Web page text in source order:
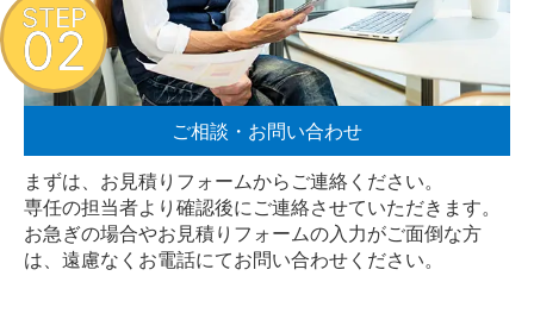
ご相談・お問い合わせ
まずは、お見積りフォームからご連絡ください。
専任の担当者より確認後にご連絡させていただきます。
お急ぎの場合やお見積りフォームの入力がご面倒な方
は、遠慮なく お電話にてお問い合わせください。
STEP
02